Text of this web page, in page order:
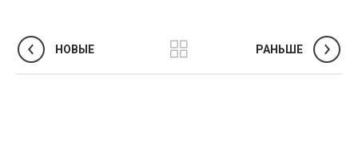
НОВЫЕ РАНЬШЕ